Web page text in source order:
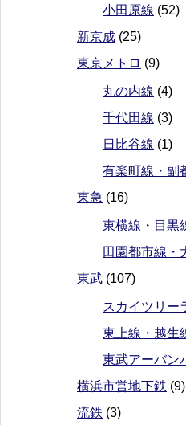
小田原線 (52)
新京成 (25)
東京メトロ (9)
丸の内線 (4)
千代田線 (3)
日比谷線 (1)
有楽町線・副
東急 (16)
東横線・目黒
田園都市線・
東武 (107)
スカイツリー
東上線・越生
東武アーバン
横浜市営地下鉄 (9)
流鉄 (3)